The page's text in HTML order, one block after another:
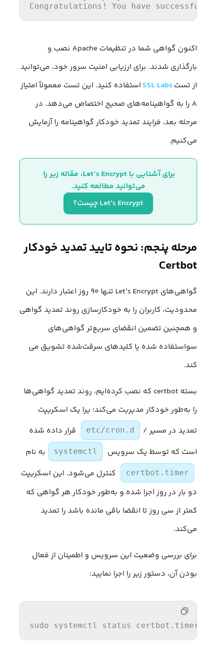
Congratulations! You have successfully
اکنون گواهی شما در تنظیمات Apache نصب و
بارگذاری شدند. برای ارزیابی امنیت سرور خود، می‌توانید
از تستSSL Labsاستفاده کنید. این تست معمولاً امتیاز
A را به گواهینامه‌های صحیح اختصاص می‌دهد. در
مرحله بعد، فرایند تمدید خودکار گواهینامه را آزمایش
می‌کنیم.
برای آشنایی با Let’s Encrypt، مقاله زیر را
می‌توانید مطالعه کنید.
Let’s Encrypt چیست؟
مرحله پنجم: نحوه تایید تمدید خودکار
Certbot
گواهی‌های Let’s Encrypt تنها ۹۰ روز اعتبار دارند. این
محدودیت، کاربران را به خودکارسازی روند تمدید گواهی
و همچنین تضمین انقضای سریع‌تر گواهی‌های
سو‌استفاده شده یا کلیدهای سرقت‌شده تشویق می
کند.
بسته certbot که نصب کرده‌ایم، روند تمدید گواهی‌ها
را به‌طور خودکار مدیریت می‌کند؛ یرا یک اسکریپت
تمدید در مسیر /
etc/cron.d
قرار داده شده
است که توسط یک سرویس
systemctl به نام
certbot.timer
کنترل می‌شود. این اسکریپت
دو بار در روز اجرا شده و به‌طور خودکار هر گواهی که
کمتر از سی روز تا انقضا باقی مانده باشد را تمدید
می‌کند.
برای بررسی وضعیت این سرویس و اطمینان از فعال
بودن آن، دستور زیر را اجرا نمایید:
sudo systemctl status certbot. timer